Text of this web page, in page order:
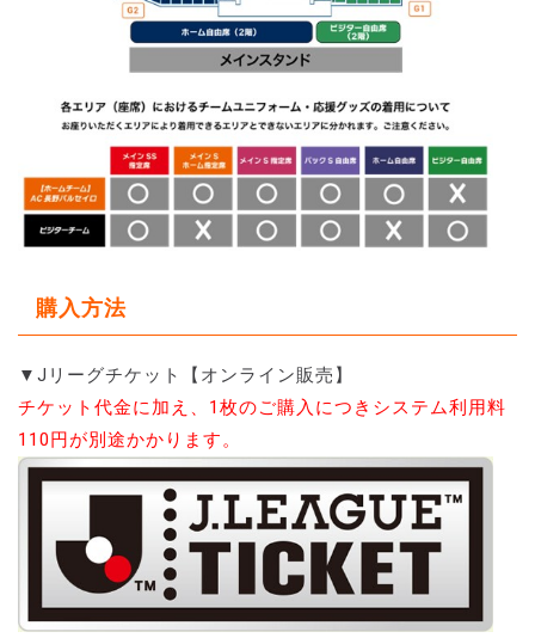
購入方法
▼Jリーグチケット【オンライン販売】
チケット代金に加え、1枚のご購入につきシステム利用料
110円が別途かかります。